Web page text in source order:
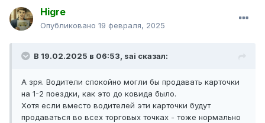
Higre
Опубликовано 19 февраля, 2025
В 19.02.2025 в 06:53, sai сказал:
А зря. Водители спокойно могли бы продавать карточки
на 1-2 поездки, как это до ковида было.
Хотя если вместо водителей эти карточки будут
продаваться во всех торговых точках - тоже нормально